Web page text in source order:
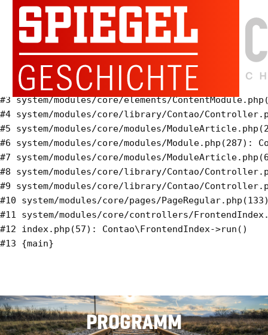
Warning: Invalid argument supplied for foreach() in
system/modules/calendar/modules/ModuleEventlist.php
#0 system/modules/calendar/modules/
#1 system/modules/core/modules/Module.php(287):
#2 system/modules/calendar/modules/
#3 system/modules/core/elements/
#4 system/modules/core/library/Contao/
#5 system/modules/core/modules/
#6 system/modules/core/modules/Module.php(287):
#7 system/modules/core/modules/
#8 system/modules/core/library/Contao/
#9 system/modules/core/library/Contao/
#10 system/modules/core/pages/
#11 system/modules/core/controllers/
#12 index.php(57): Contao\FrontendIndex->run()
PROGRAMM